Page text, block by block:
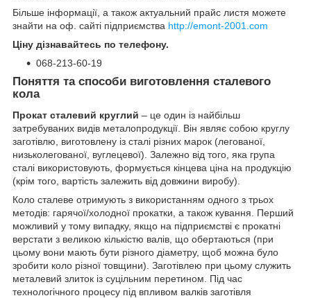
Більше інформації, а також актуальний прайс листя можете
знайти на оф. сайті підприємства http://emont-2001.com
Ціну дізнавайтесь по телефону.
068-213-60-19
Поняття та способи виготовлення сталевого
кола
Прокат сталевий круглий – це один із найбільш
затребуваних видів металопродукції. Він являє собою круглу
заготівлю, виготовлену із сталі різних марок (легованої,
низьколегованої, вуглецевої). Залежно від того, яка група
сталі використовують, формується кінцева ціна на продукцію
(крім того, вартість залежить від довжини виробу).
Коло сталеве отримують з використанням одного з трьох
методів: гарячої/холодної прокатки, а також кування. Перший
можливий у тому випадку, якщо на підприємстві є прокатні
верстати з великою кількістю валів, що обертаються (при
цьому вони мають бути різного діаметру, щоб можна було
зробити коло різної товщини). Заготівлею при цьому служить
металевий злиток із суцільним перетином. Під час
технологічного процесу під впливом валків заготівля